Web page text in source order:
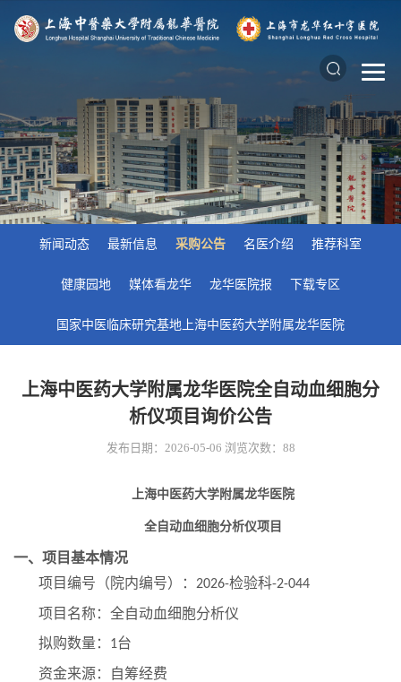
新闻动态 最新信息 采购公告 名医介绍 推荐科室
健康园地 媒体看龙华 龙华医院报 下载专区
国家中医临床研究基地上海中医药大学附属龙华医院
上海中医药大学附属龙华医院全自动血细胞分
析仪项目询价公告
发布日期：2026-05-06 浏览次数： 88
上海中医药大学附属龙华医院
全自动血细胞分析仪项目
一、项目基本情况
项目编号（院内编号）： 2026-检验科-2-044
项目名称： 全自动血细胞分析仪
拟购数量： 1台
资金来源：
自筹经费